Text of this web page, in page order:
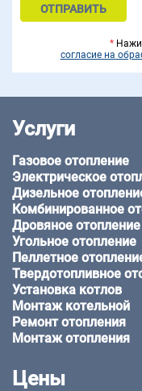
*
согласие на
Услуги
Газовое отопление
Электрическое
Дизельное
Комбинированное
Дровяное отопление
Угольное отопление
Пеллетное
Твердотопливное
Установка котлов
Монтаж котельной
Ремонт отопления
Монтаж отопления
Цены